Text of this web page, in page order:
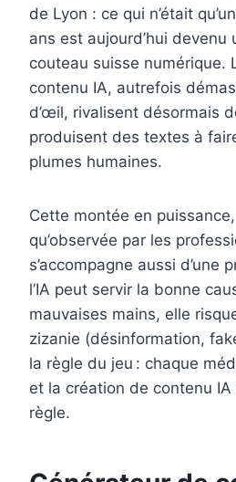
de Lyon : ce qui n’était
ans est aujourd’hui devenu
couteau suisse numérique.
contenu IA, autrefois
d’œil, rivalisent désormais
produisent des textes à
plumes humaines.
Cette montée en
qu’observée par les
s’accompagne aussi d’une
l’IA peut servir la bonne
mauvaises mains, elle
zizanie (désinformation,
la règle du jeu : chaque
et la création de contenu IA
règle.